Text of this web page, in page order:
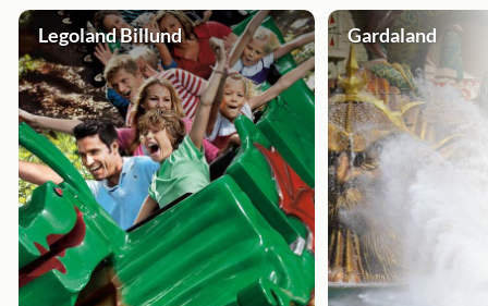
Legoland Billund Gardaland